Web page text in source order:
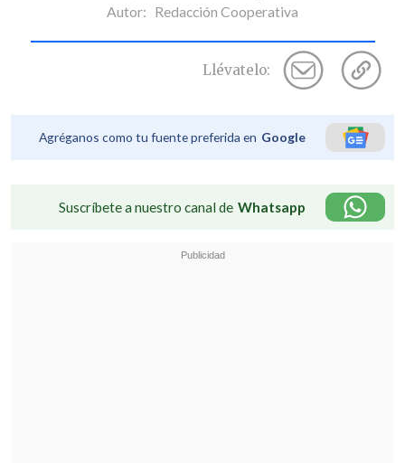
Autor: Redacción Cooperativa
Llévatelo:
Agréganos como tu fuente preferida en Google
Suscríbete a nuestro canal de Whatsapp